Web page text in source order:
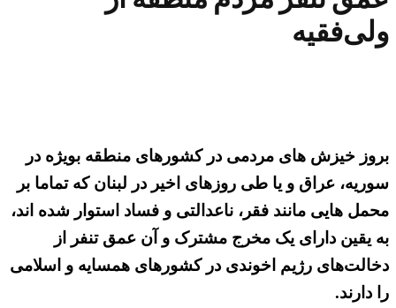
ولی‌فقیه
بروز خیزش های مردمی در کشورهای منطقه بویژه در
سوریه، عراق و یا طی روزهای اخیر در لبنان که تماما بر
محمل هایی مانند فقر، ناعدالتی و فساد استوار شده اند،
به یقین دارای یک مخرج مشترک و آن عمق تنفر از
دخالت‌های رژیم اخوندی در کشورهای همسایه و اسلامی
را دارند.